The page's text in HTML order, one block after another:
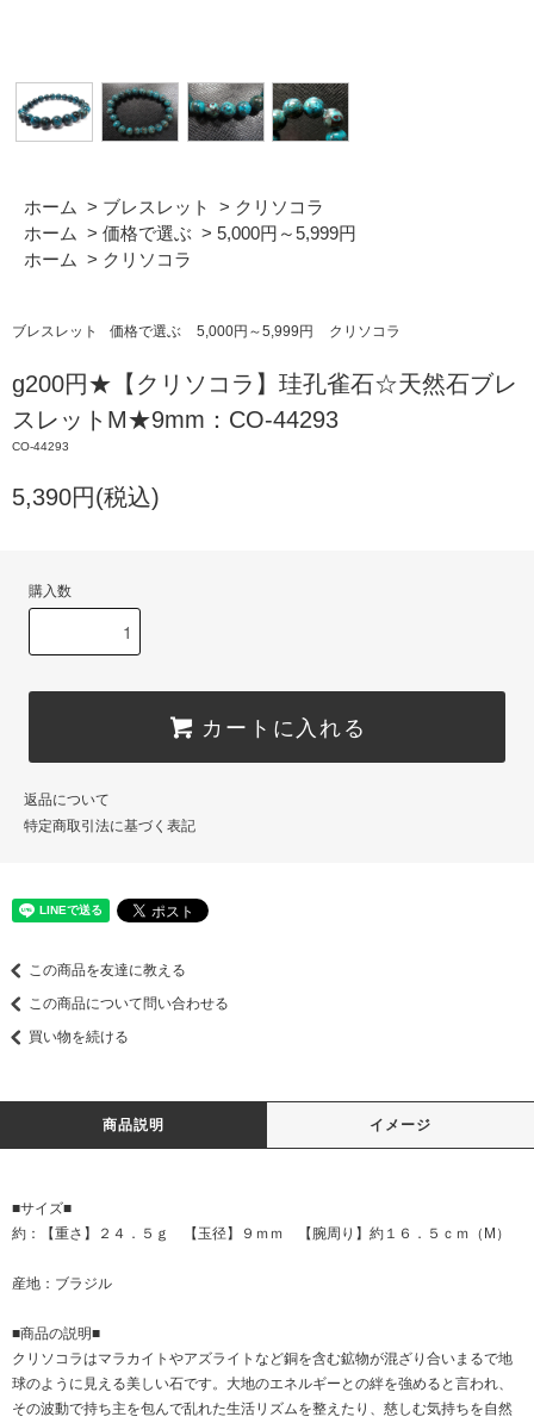
ホーム > ブレスレット > クリソコラ
ホーム > 価格で選ぶ > 5,000円～5,999円
ホーム > クリソコラ
ブレスレット 価格で選ぶ 5,000円～5,999円 クリソコラ
g200円★【クリソコラ】珪孔雀石☆天然石ブレ
スレットM★9mm：CO-44293
CO-44293
5,390円(税込)
購入数
カートに入れる
返品について
特定商取引法に基づく表記
この商品を友達に教える
この商品について問い合わせる
買い物を続ける
商品説明 イメージ
■サイズ■
約：【重さ】２４．５ｇ 【玉径】９ｍｍ 【腕周り】約１６．５ｃｍ（M）
産地：ブラジル
■商品の説明■
クリソコラはマラカイトやアズライトなど銅を含む鉱物が混ざり合いまるで地
球のように見える美しい石です。大地のエネルギーとの絆を強めると言われ、
その波動で持ち主を包んで乱れた生活リズムを整えたり、慈しむ気持ちを自然